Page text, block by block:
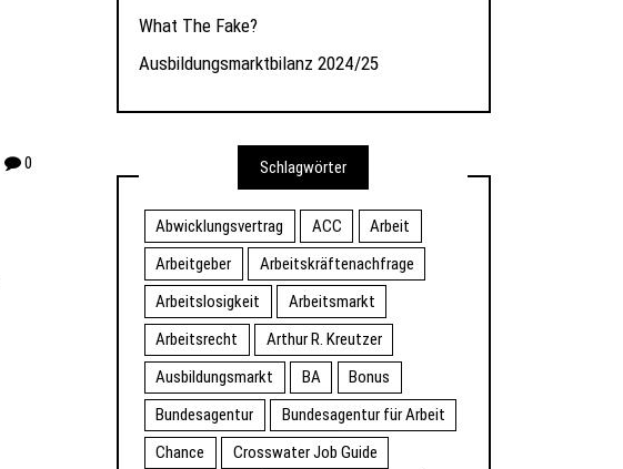
0
What The Fake?
Ausbildungsmarktbilanz 2024/25
Schlagwörter
Abwicklungsvertrag ACC
Arbeit
Arbeitgeber
Arbeitskräftenachfrage
Arbeitslosigkeit
Arbeitsmarkt
Arbeitsrecht
Arthur R. Kreutzer
Ausbildungsmarkt
BA
Bonus
Bundesagentur
Bundesagentur für Arbeit
Chance
Crosswater Job Guide